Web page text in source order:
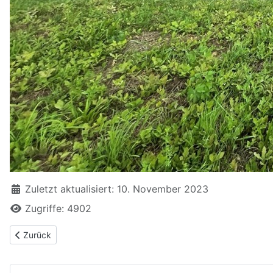
Zuletzt aktualisiert: 10. November 2023
Zugriffe: 4902
Vorheriger Beitrag: Maßnahmen und Aktionen nach dem Beitritt
Zurück